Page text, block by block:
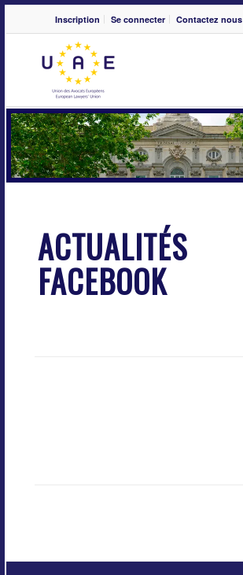
Inscription Se connecter Contactez nous
ACTUALITÉS
FACEBOOK